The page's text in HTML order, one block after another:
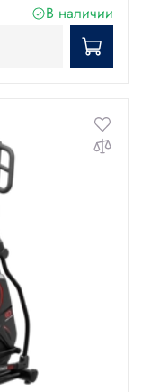
В наличии